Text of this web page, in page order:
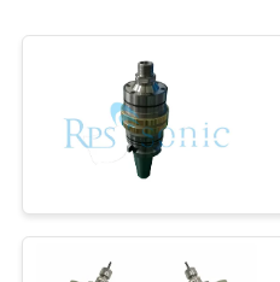
POLITICA
SULLA
PRIVACY